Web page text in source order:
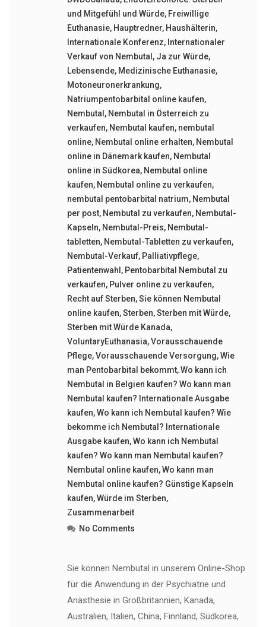
und Mitgefühl und Würde, Freiwillige
Euthanasie, Hauptredner, Haushälterin,
Internationale Konferenz, Internationaler
Verkauf von Nembutal , Ja zur Würde,
Lebensende, Medizinische Euthanasie,
Motoneuronerkrankung,
Natriumpentobarbital online kaufen,
Nembutal , Nembutal in Österreich zu
verkaufen, Nembutal kaufen, nembutal
online, Nembutal online erhalten, Nembutal
online in Dänemark kaufen, Nembutal
online in Südkorea, Nembutal online
kaufen, Nembutal online zu verkaufen,
nembutal pentobarbital natrium, Nembutal
per post, Nembutal zu verkaufen, Nembutal-
Kapseln, Nembutal-Preis, Nembutal-
tabletten, Nembutal-Tabletten zu verkaufen,
Nembutal-Verkauf, Palliativpflege,
Patientenwahl , Pentobarbital Nembutal zu
verkaufen, Pulver online zu verkaufen,
Recht auf Sterben,Sie können Nembutal
online kaufen,Sterben,Sterben mit Würde,
Sterben mit Würde Kanada,
VoluntaryEuthanasia,Vorausschauende
Pflege,Vorausschauende Versorgung,Wie
man Pentobarbital bekommt,Wo kann ich
Nembutal in Belgien kaufen? Wo kann man
Nembutal kaufen? Internationale Ausgabe
kaufen,Wo kann ich Nembutal kaufen? Wie
bekomme ich Nembutal? Internationale
Ausgabe kaufen,Wo kann ich Nembutal
kaufen? Wo kann man Nembutal kaufen?
Nembutal online kaufen,Wo kann man
Nembutal online kaufen? Günstige Kapseln
kaufen,Würde im Sterben,
Zusammenarbeit
No Comments
Sie können Nembutal in unserem Online-Shop
für die Anwendung in der Psychiatrie und
Anästhesie in Großbritannien, Kanada,
Australien, Italien, China, Finnland, Südkorea,